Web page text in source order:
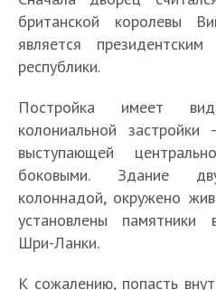
британской королевы
является
республики.
Постройка имеет
колониальной
выступающей
боковыми. Здание
колоннадой, окружено
установлены
Шри-Ланки.
К сожалению, попасть